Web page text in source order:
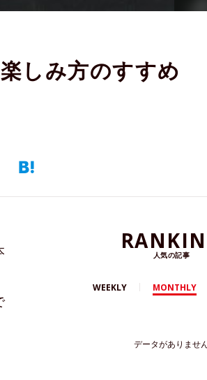
しみ方のすすめ
人気の記事
WEEKLY MONTHLY
データがありませ